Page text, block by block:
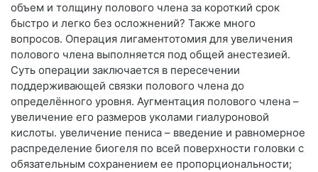
объем и толщину полового члена за короткий срок
быстро и легко без осложнений? Также много
вопросов. Операция лигаментотомия для увеличения
полового члена выполняется под общей анестезией.
Суть операции заключается в пересечении
поддерживающей связки полового члена до
определённого уровня. Аугментация полового члена –
увеличение его размеров уколами гиалуроновой
кислоты. увеличение пениса – введение и равномерное
распределение биогеля по всей поверхности головки с
обязательным сохранением ее пропорциональности;